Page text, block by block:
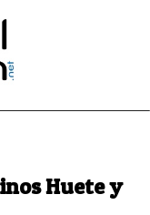
Huete y